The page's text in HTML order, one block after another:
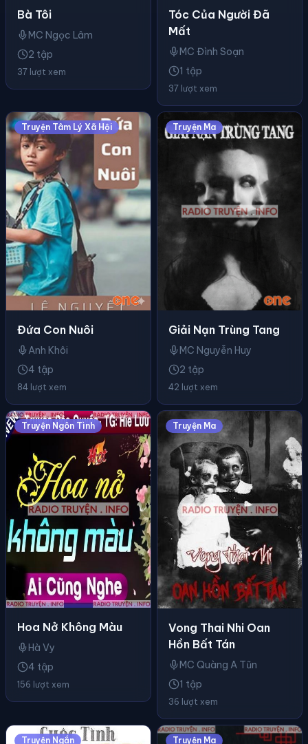
Bà Tôi
MC Ngọc Lâm
2 tập
37 lượt xem
Tóc Của Người Đã
Mất
MC Đình Soạn
1 tập
37 lượt xem
Truyện Tâm Lý Xã Hội
Đứa Con Nuôi
Anh Khôi
4 tập
84 lượt xem
Truyện Ma
Giải Nạn Trùng Tang
MC Nguyễn Huy
2 tập
42 lượt xem
Truyện Ngôn Tình
Hoa Nở Không Màu
Hà Vy
4 tập
156 lượt xem
Truyện Ma
Vong Thai Nhi Oan
Hồn Bất Tán
MC Quàng A Tũn
1 tập
36 lượt xem
Truyện Ngắn Truyện Ma